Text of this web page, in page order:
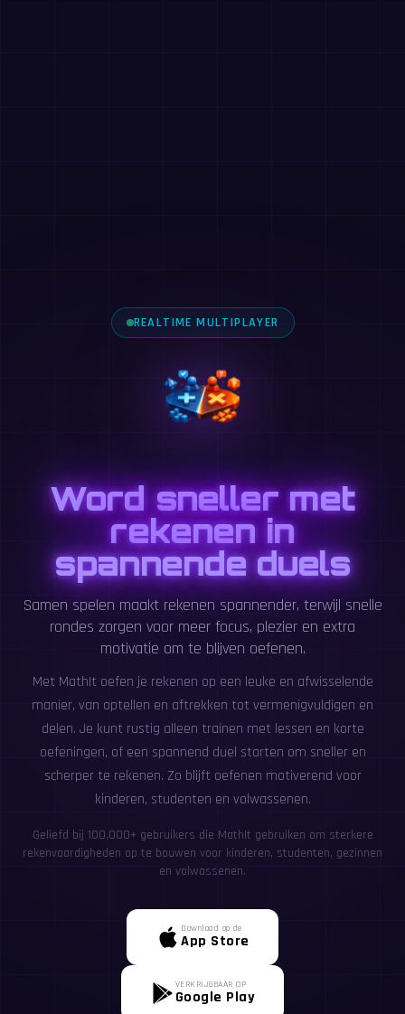
REALTIME MULTIPLAYER
Word sneller met
rekenen in
spannende duels
Samen spelen maakt rekenen spannender, terwijl snelle
rondes zorgen voor meer focus, plezier en extra
motivatie om te blijven oefenen.
Met MathIt oefen je rekenen op een leuke en afwisselende
manier, van optellen en aftrekken tot vermenigvuldigen en
delen. Je kunt rustig alleen trainen met lessen en korte
oefeningen, of een spannend duel starten om sneller en
scherper te rekenen. Zo blijft oefenen motiverend voor
kinderen, studenten en volwassenen.
Geliefd bij 100,000+ gebruikers die MathIt gebruiken om sterkere
rekenvaardigheden op te bouwen voor kinderen, studenten, gezinnen
en volwassenen.
Download op de
App Store
VERKRIJGBAAR OP
Google Play